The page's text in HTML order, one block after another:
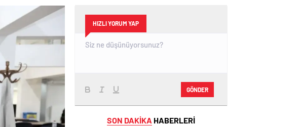
HIZLI YORUM YAP
GÖNDER
SON DAKİKA HABERLERİ